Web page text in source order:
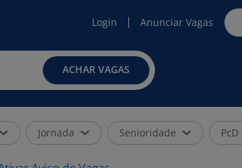
Login Anunciar Vagas
ACHAR VAGAS
Jornada Senioridade PcD